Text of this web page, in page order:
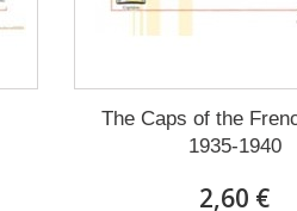
The Caps of the
1935-1940
2,60 €